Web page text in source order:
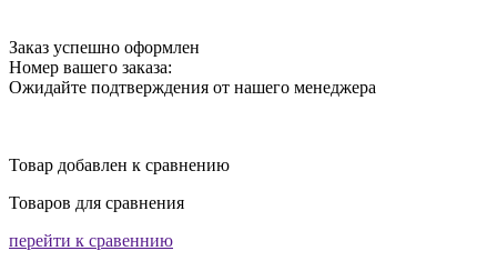
Заказ успешно оформлен
Номер вашего заказа:
Ожидайте подтверждения от нашего менеджера
Товар добавлен к сравнению
Товаров для сравнения
перейти к сравеннию